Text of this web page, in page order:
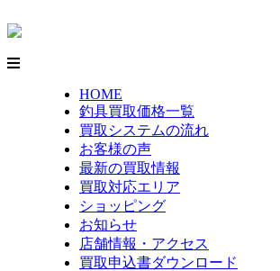
HOME
釣具買取価格一覧
買取システムの流れ
お客様の声
最新の買取情報
買取対応エリア
ショッピング
お知らせ
店舗情報・アクセス
買取申込書ダウンロード